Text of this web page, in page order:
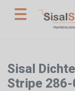
Sisal
Stripe 286-